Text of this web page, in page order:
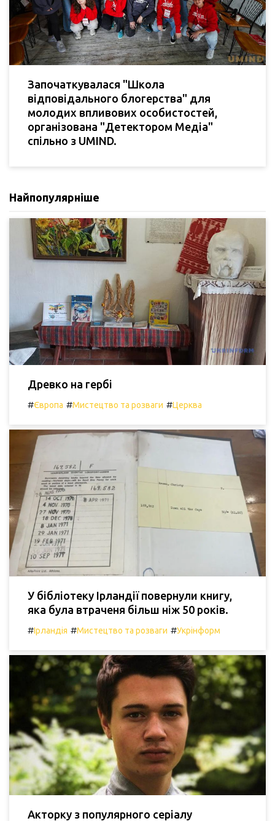
Започаткувалася "Школа
відповідального блогерства" для
молодих впливових особистостей,
організована "Детектором Медіа"
спільно з UMIND.
Найпопулярніше
Древко на гербі
#Європа #Мистецтво та розваги #Церква
У бібліотеку Ірландії повернули книгу,
яка була втраченя більш ніж 50 років.
#Ірландія #Мистецтво та розваги #Укрінформ
Акторку з популярного серіалу